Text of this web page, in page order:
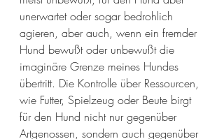
unerwartet oder sogar bedrohlich
agieren, aber auch, wenn ein fremder
Hund bewußt oder unbewußt die
imaginäre Grenze meines Hundes
übertritt. Die Kontrolle über Ressourcen,
wie Futter, Spielzeug oder Beute birgt
für den Hund nicht nur gegenüber
Artgenossen, sondern auch gegenüber